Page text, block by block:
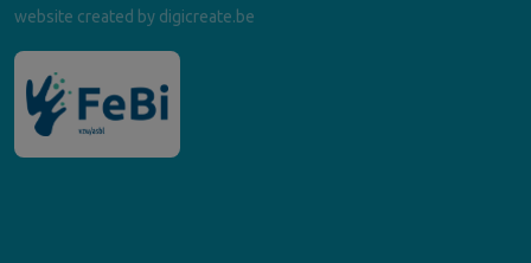
website created by digicreate.be